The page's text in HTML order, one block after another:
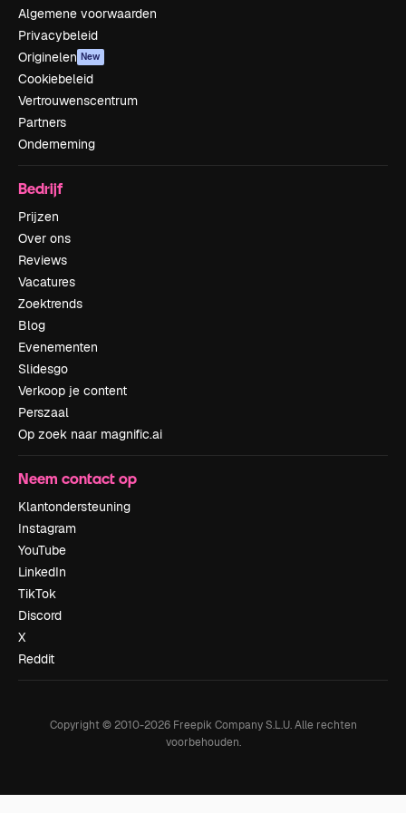
Algemene voorwaarden
Privacybeleid
Originelen New
Cookiebeleid
Vertrouwenscentrum
Partners
Onderneming
Bedrijf
Prijzen
Over ons
Reviews
Vacatures
Zoektrends
Blog
Evenementen
Slidesgo
Verkoop je content
Perszaal
Op zoek naar magnific.ai
Neem contact op
Klantondersteuning
Instagram
YouTube
LinkedIn
TikTok
Discord
X
Reddit
Copyright © 2010-2026Freepik Company S.L.U. Alle rechten
voorbehouden.